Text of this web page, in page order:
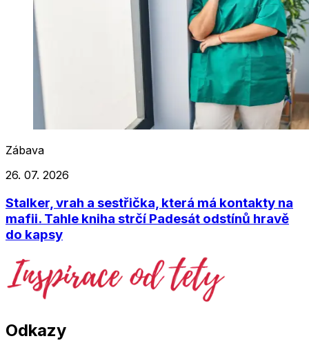
Zábava
26. 07. 2026
Stalker, vrah a sestřička, která má kontakty na
mafii. Tahle kniha strčí Padesát odstínů hravě
do kapsy
Odkazy